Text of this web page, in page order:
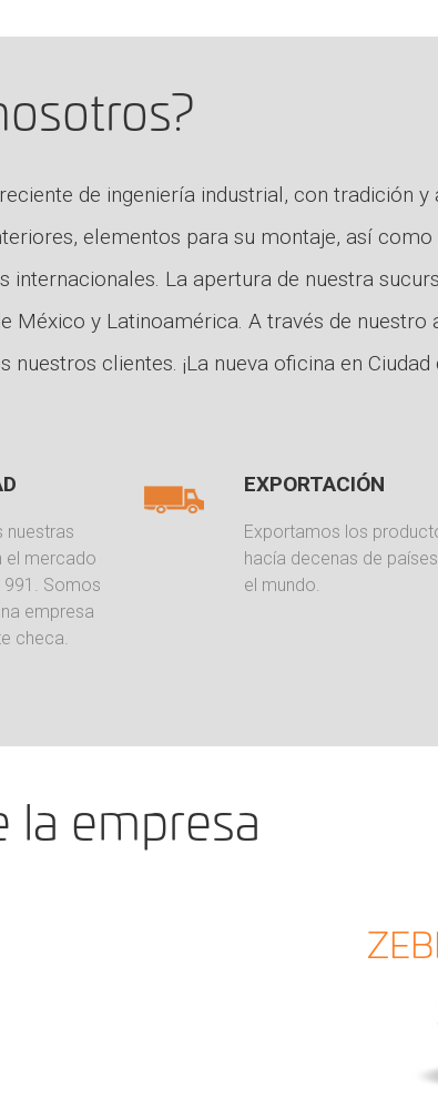
de ingeniería industrial, con tradición
elementos para su montaje, así
internacionales. La apertura de nuestra
México y Latinoamérica. A través de
nuestros clientes. ¡La nueva oficina en
nuestras
el mercado
Somos
empresa
checa.
EXPORTACIÓN
Exportamos los
hacía decenas de
el mundo.
la empresa